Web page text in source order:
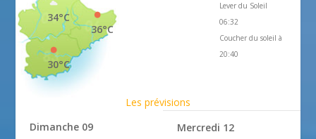
36°C
34°C
30°C
Lever du Soleil
06:32
Coucher du soleil à
20:40
Les prévisions
Dimanche 09
Mercredi 12